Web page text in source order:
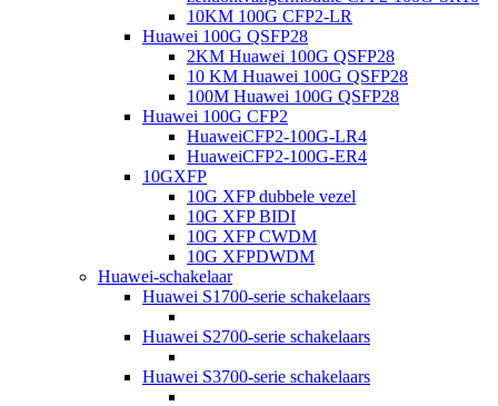
10KM 100G CFP2-LR
Huawei 100G QSFP28
2KM Huawei 100G QSFP28
10 KM Huawei 100G QSFP28
100M Huawei 100G QSFP28
Huawei 100G CFP2
HuaweiCFP2-100G-LR4
HuaweiCFP2-100G-ER4
10GXFP
10G XFP dubbele vezel
10G XFP BIDI
10G XFP CWDM
10G XFPDWDM
Huawei-schakelaar
Huawei S1700-serie schakelaars
Huawei S2700-serie schakelaars
Huawei S3700-serie schakelaars